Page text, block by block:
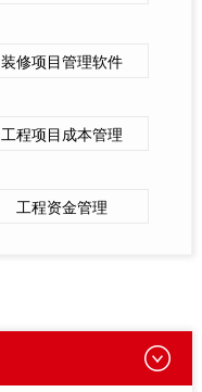
装修项目管理软件
工程项目成本管理
工程资金管理